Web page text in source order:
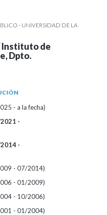
- UNIVERSIDAD DE LA
Instituto de
Dpto.
- a la fecha)
-
-
- 07/2014)
- 01/2009)
- 10/2006)
- 01/2004)